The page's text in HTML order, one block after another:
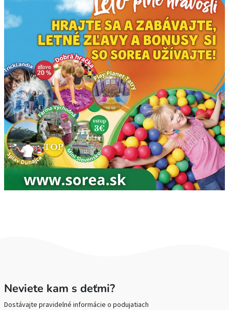
Neviete kam s deťmi?
Dostávajte pravidelné informácie o podujatiach